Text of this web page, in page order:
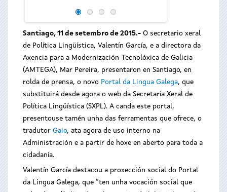
Santiago, 11 de setembro de 2015.- O secretario xeral
de Política Lingüística, Valentín García, e a directora da
Axencia para a Modernización Tecnolóxica de Galicia
(AMTEGA), Mar Pereira, presentaron en Santiago, en
rolda de prensa, o novo Portal da Lingua Galega, que
substituirá desde agora o web da Secretaría Xeral de
Política Lingüística (SXPL). A canda este portal,
presentouse tamén unha das ferramentas que ofrece, o
tradutor Gaio, ata agora de uso interno na
Administración e a partir de hoxe en aberto para toda a
cidadanía.
Valentín García destacou a proxección social do Portal
da Lingua Galega, que “ten unha vocación social que